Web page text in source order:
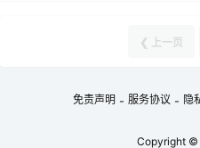
释放一天的压力与烦恼 建立正确观
兴趣为主导，边听故事边涨知识，
❮ 上一页
免责声明 - 服务协议 - 隐
Copyright ©